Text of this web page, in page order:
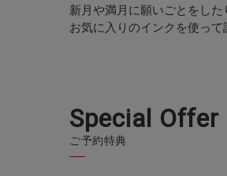
新月や満月に願いごとをし
お気に入りのインクを使っ
Specia Offer
ご予約特典